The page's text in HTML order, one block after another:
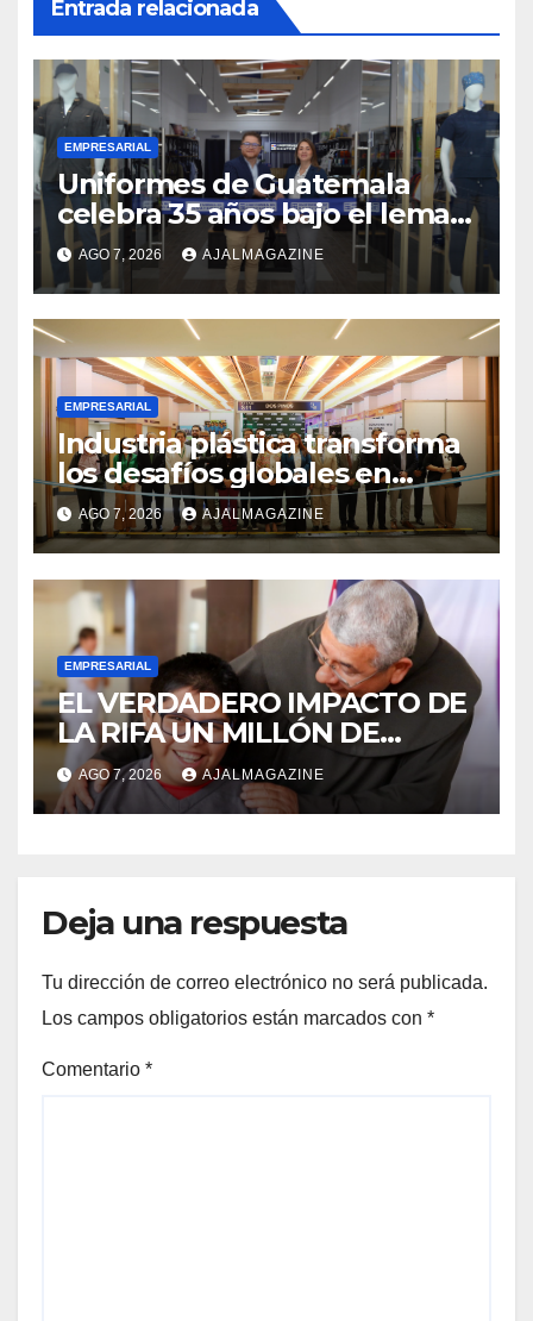
Entrada relacionada
EMPRESARIAL
Uniformes de Guatemala
celebra 35 años bajo el lema
«Hechos para destacar» y
continúa su expansión
nacional
AGO 7, 2026 AJALMAGAZINE
EMPRESARIAL
Industria plástica transforma
los desafíos globales en
innovación y nuevas
oportunidades de negocio
AGO 7, 2026 AJALMAGAZINE
EMPRESARIAL
EL VERDADERO IMPACTO DE
LA RIFA UN MILLÓN DE
AMIGOS HOY POR TI,
MAÑANA POR MÍ
AGO 7, 2026 AJALMAGAZINE
Deja una respuesta
Tu dirección de correo electrónico no será publicada.
Los campos obligatorios están marcados con *
Comentario *